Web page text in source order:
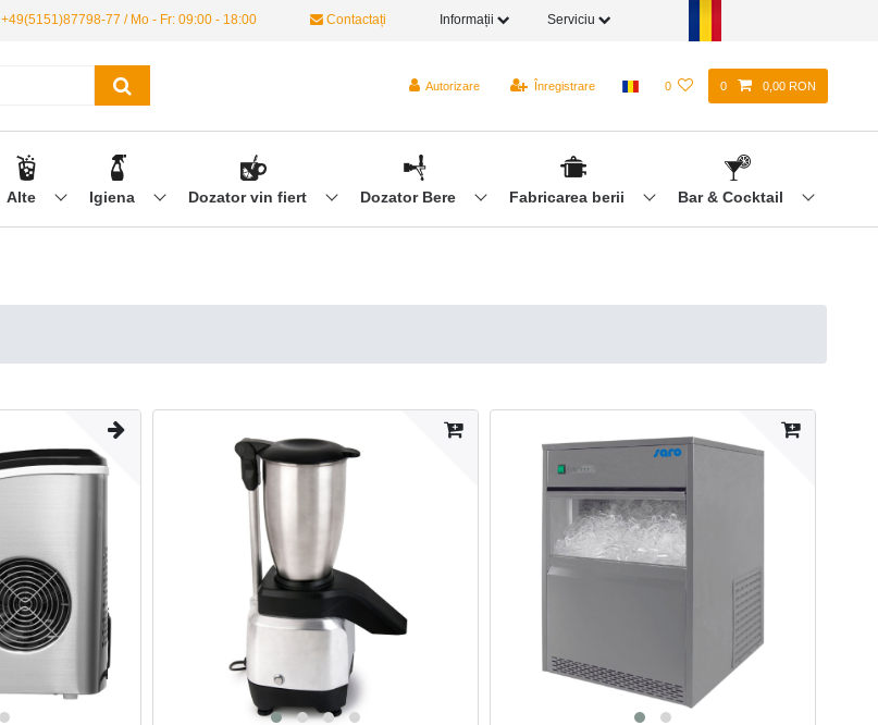
+49(5151)87798-77 / Mo - Fr: 09:00 - 18:00 Contactați Informații Serviciu
Autorizare Înregistrare 0 0 0,00 RON
Alte Igiena Dozator vin fiert Dozator Bere Fabricarea berii Bar & Cocktail